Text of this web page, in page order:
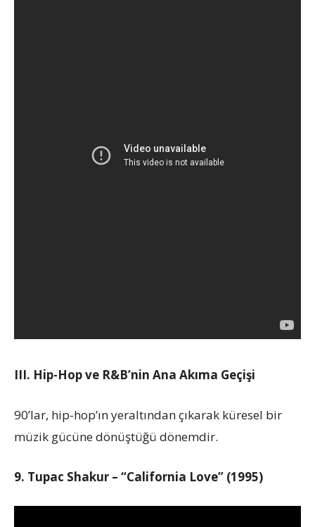
III. Hip-Hop ve R&B’nin Ana Akıma Geçişi
90’lar, hip-hop’ın yeraltından çıkarak küresel bir
müzik gücüne dönüştüğü dönemdir.
9. Tupac Shakur – “California Love” (1995)